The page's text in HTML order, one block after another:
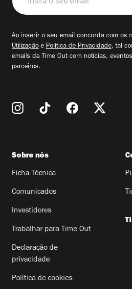
o
seu
Ao inserir o seu email concorda com os
Utilização e Política de Privacidade, tal
emails da Time Out com notícias,
parceiros.
Sobre nós
Ficha Técnica
Comunicados
Investidores
Trabalhar para Time Out
Declaração de
privacidade
Política de cookies